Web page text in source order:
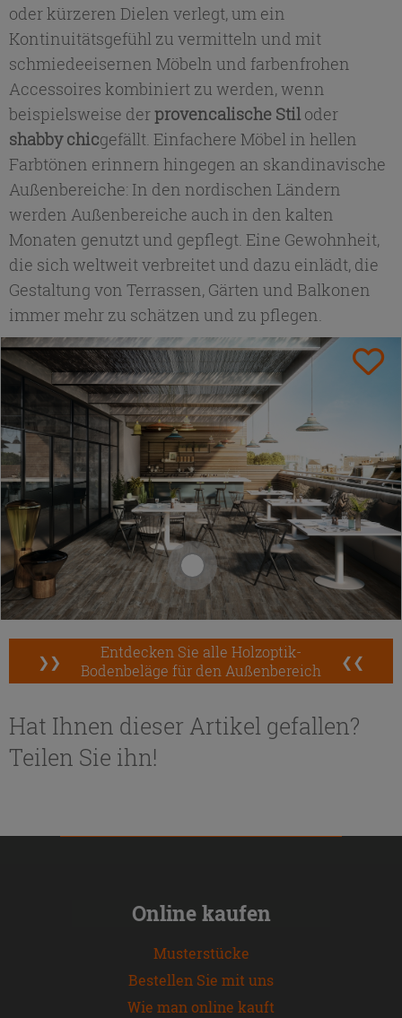
oder kürzeren Dielen verlegt, um ein
Kontinuitätsgefühl zu vermitteln und mit
schmiedeeisernen Möbeln und farbenfrohen
Accessoires kombiniert zu werden, wenn
beispielsweise derprovencalische Stil oder
shabby chicgefällt. Einfachere Möbel in hellen
Farbtönen erinnern hingegen an skandinavische
Außenbereiche: In den nordischen Ländern
werden Außenbereiche auch in den kalten
Monaten genutzt und gepflegt. Eine Gewohnheit,
die sich weltweit verbreitet und dazu einlädt, die
Gestaltung von Terrassen, Gärten und Balkonen
immer mehr zu schätzen und zu pflegen.
❯❯
Entdecken Sie alle Holzoptik-
Bodenbeläge für den Außenbereich
❮❮
Hat Ihnen dieser Artikel gefallen?
Teilen Sie ihn!
Online kaufen
Musterstücke
Bestellen Sie mit uns
Wie man online kauft